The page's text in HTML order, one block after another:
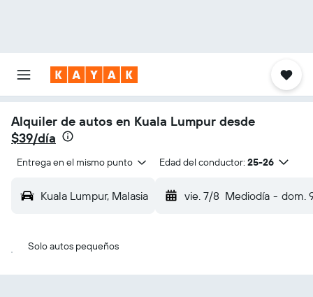
Alquiler de autos en Kuala Lumpur desde
$39/día
Entrega en el mismo punto Edad del conductor: 25-26
Kuala Lumpur, Malasia vie. 7/8 Mediodía - dom.
Solo autos pequeños